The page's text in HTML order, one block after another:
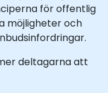
för offentlig
möjligheter och
deltagarna att